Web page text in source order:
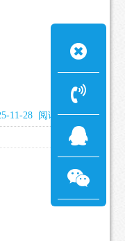
11-28 阅读：1280次